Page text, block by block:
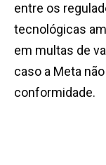
entre os
tecnológicas
em multas de
caso a Meta
conformidade.